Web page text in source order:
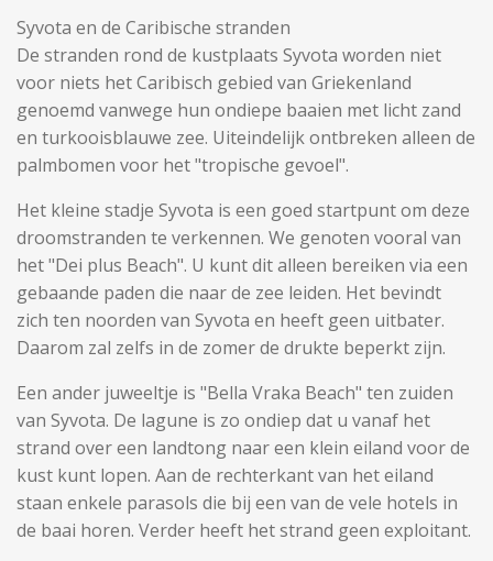
Syvota en de Caribische stranden
De stranden rond de kustplaats Syvota worden niet
voor niets het Caribisch gebied van Griekenland
genoemd vanwege hun ondiepe baaien met licht zand
en turkooisblauwe zee. Uiteindelijk ontbreken alleen de
palmbomen voor het "tropische gevoel".
Het kleine stadje Syvota is een goed startpunt om deze
droomstranden te verkennen. We genoten vooral van
het "Dei plus Beach". U kunt dit alleen bereiken via een
gebaande paden die naar de zee leiden. Het bevindt
zich ten noorden van Syvota en heeft geen uitbater.
Daarom zal zelfs in de zomer de drukte beperkt zijn.
Een ander juweeltje is "Bella Vraka Beach" ten zuiden
van Syvota. De lagune is zo ondiep dat u vanaf het
strand over een landtong naar een klein eiland voor de
kust kunt lopen. Aan de rechterkant van het eiland
staan ​​enkele parasols die bij een van de vele hotels in
de baai horen. Verder heeft het strand geen exploitant.